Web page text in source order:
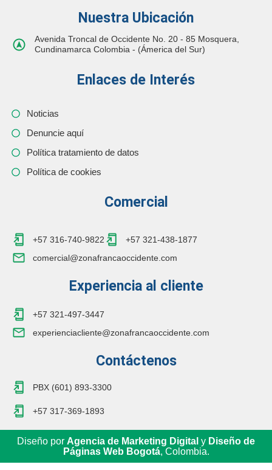
Nuestra Ubicación
Avenida Troncal de Occidente No. 20 - 85 Mosquera,
Cundinamarca Colombia - (Ámerica del Sur)
Enlaces de Interés
Noticias
Denuncie aquí
Política tratamiento de datos
Política de cookies
Comercial
+57 316-740-9822
+57 321-438-1877
comercial@zonafrancaoccidente.com
Experiencia al cliente
+57 321-497-3447
experienciacliente@zonafrancaoccidente.com
Contáctenos
PBX (601) 893-3300
+57 317-369-1893
Diseño por Agencia de Marketing Digital y Diseño de
Páginas Web Bogotá, Colombia.